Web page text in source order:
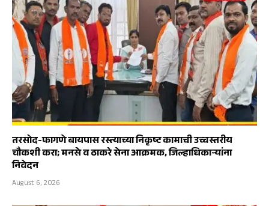
तरसोद-फागणे बायपास रस्त्याच्या निकृष्ट कामाची उच्चस्तरीय
चौकशी करा; मनसे व ठाकरे सेना आक्रमक, जिल्हाधिकाऱ्यांना
निवेदन
August 6, 2026